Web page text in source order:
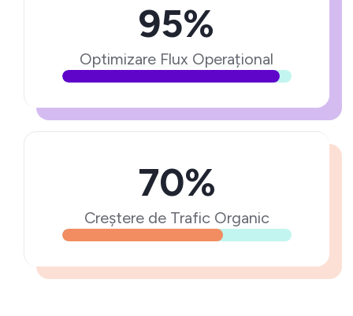
95%
Optimizare Flux Operațional
70%
Creștere de Trafic Organic